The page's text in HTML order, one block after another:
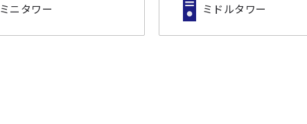
ミニタワー ミドルタワー